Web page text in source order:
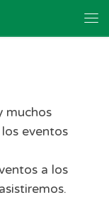
muchos
eventos
a los